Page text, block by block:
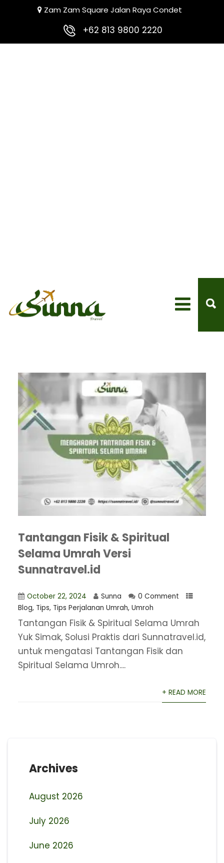
Zam Zam Square Jalan Raya Condet
+62 813 9800 2220
Tantangan Fisik & Spiritual
Selama Umrah Versi
Sunnatravel.id
October 22, 2024 Sunna
0 Comment
Blog, Tips, Tips Perjalanan Umrah, Umroh
Tantangan Fisik & Spiritual Selama Umrah
Yuk Simak, Solusi Praktis dari Sunnatravel.id,
untuk mengatasi Tantangan Fisik dan
Spiritual Selama Umroh....
+ READ MORE
Archives
August 2026
July 2026
June 2026